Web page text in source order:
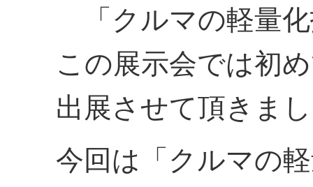
「クルマの軽量
この展示会では初
出展させて頂きま
今回は「クルマの